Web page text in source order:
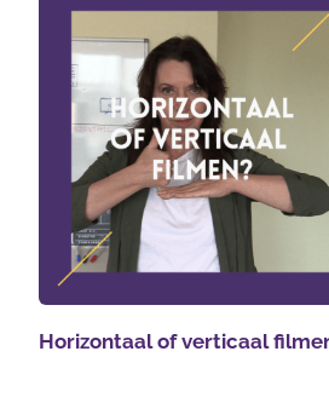
Horizontaal of verticaal